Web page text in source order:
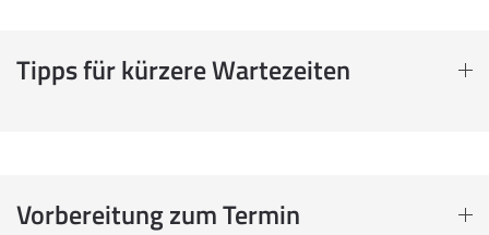
Tipps für kürzere Wartezeiten
Vorbereitung zum Termin